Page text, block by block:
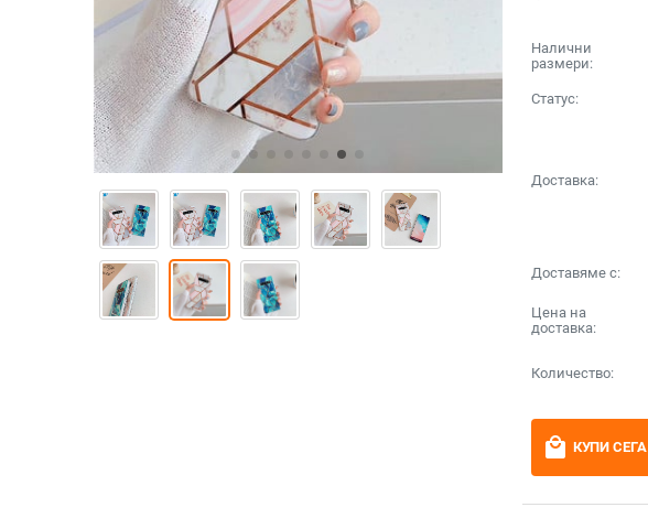
Налични
размери:
Статус:
Доставка:
Доставяме с:
Цена на
доставка:
Количество:
local_mall КУПИ СЕГА